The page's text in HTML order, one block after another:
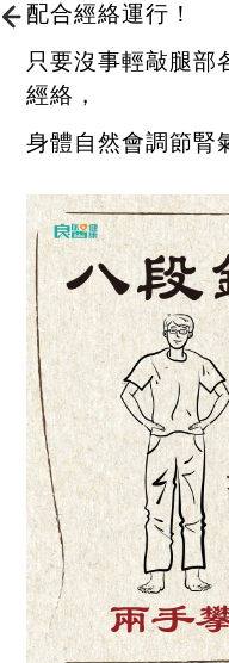
配合經絡運行！
只要沒事輕敲腿部
經絡，
身體自然會調節腎